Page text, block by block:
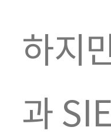
하지
과